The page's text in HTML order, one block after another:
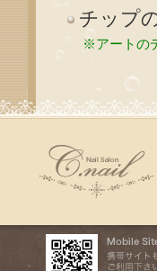
チップ
※アートの